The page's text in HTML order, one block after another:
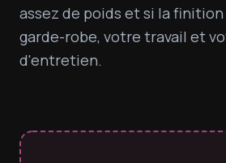
assez de poids et si la
garde-robe, votre travail et
d'entretien.